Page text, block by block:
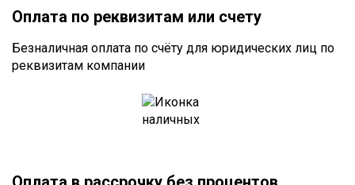
Оплата по реквизитам или счету
Безналичная оплата по счёту для юридических лиц по
реквизитам компании